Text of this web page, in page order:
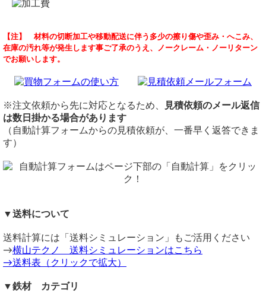
鉄丸パイプ・黒圧力配管用炭素鋼鋼管（STPG370-E）材
（溶接電報管・継ぎ目あり）の各品サイズの希望寸法にての
切り売りです。
350℃程度以下で水・空気・蒸気・油・ガス等の流体輸送の
圧力配管に使用されます。
※6A・8A・10A-sch60・15A-sch60はシームレス管となりま
す。
sch20やSTS370/STPT370は要メーカー問合せ・メーカー切
断（時価見積・切断取り寄せ期間：1週間～）となります。
規格は「参考規格表」をご確認ください。
価格
購入材料価格は希望切断寸法重量による価格となります。
注意事項
黒管・白管は通称であり、塗装ではありませんのでご注意く
ださい。
がございますので、予めご了承ください。
黒ＳＴＰＧ 圧力配管用鋼菅 STPG370 E
規格/定尺
JIS-G 3454
定尺 5,500mm
切断費：150円/本～
切断公差：±1.0mm ～ （Φ/100またはL/1000)mm
備考
同サイズまとめ買いで多数同時注文割引適用！
関連商品
⇒ 黒ＳＴＰＧ 圧力配管用鋼菅 定寸販売
⇒ 配管用丸鋼管(黒ＳＧＰ菅) テーパーねじ切り 切り売り
プ
⇒ ねじ込み式鋼管継手 白SGP/黒SGP
（ 2026/06/24 ）
STPG370-E S/60 400A×5.5m
在庫ございますか？
STPG370-E S/60 400A×5.5mは未在庫品のため、メーカー取り寄せ
横山テクノ（ 2026/06/25 ）
STS/STPT370パイプ 20A×S160 長さ420（最低購入長さで大丈夫
３本の見積り及び送料お願いします。
度）
【注】 材料の切断加工や移動配送に伴う多少の擦り傷や歪み・へこみ、
在庫の汚れ等が発生します事ご了承のうえ、ノークレーム・ノーリターン
でお願いします。
※注文依頼から先に対応となるため、
見積依頼のメール返信
は数日掛かる場合があります
（自動計算フォームからの見積依頼が、一番早く返答できま
す）
▼送料について
送料計算には「送料シミュレーション」もご活用ください
→横山テクノ 送料シミュレーションはこちら
→送料表（クリックで拡大）
▼鉄材 カテゴリ